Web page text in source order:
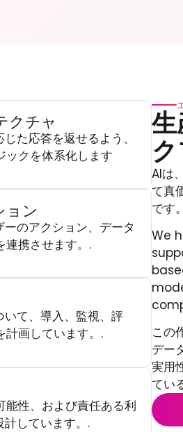
クチャ
た応答を返せるよう、
ックを体系化します
ョン
のアクション、データ
連携させます。.
て、導入、監視、評
計画しています。.
能性、および責任ある利
しています。.
AIは
て真
です
We
この
デー
実用
てい